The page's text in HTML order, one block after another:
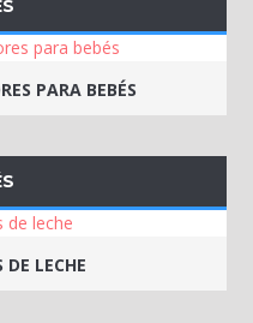
PARA BEBÉS
DE LECHE